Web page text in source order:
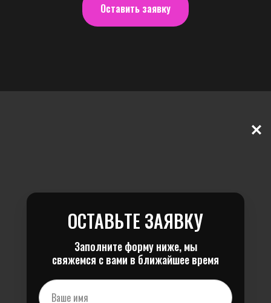
Оставить заявку
ОСТАВЬТЕ ЗАЯВКУ
Заполните форму ниже, мы
свяжемся с вами в ближайшее время